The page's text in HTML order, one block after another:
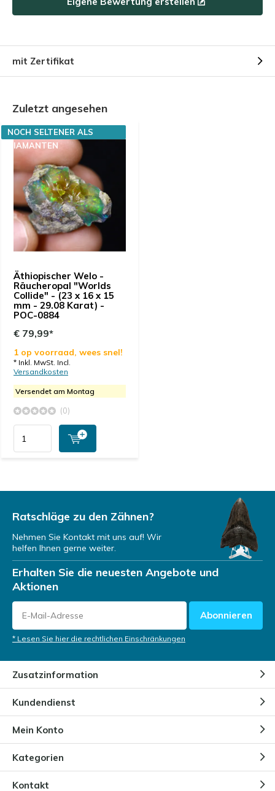
mit Zertifikat
Zuletzt angesehen
Äthiopischer Welo -
Räucheropal "Worlds
Collide" - (23 x 16 x 15
mm - 29.08 Karat) -
POC-0884
NOCH SELTENER ALS
DIAMANTEN
€ 79,99*
1 op voorraad, wees snel!
* Inkl. MwSt. Incl.
Versandkosten
Versendet am Montag
(0)
Ratschläge zu den Zähnen?
Nehmen Sie Kontakt mit uns auf! Wir
helfen Ihnen gerne weiter.
Erhalten Sie die neuesten Angebote und
Aktionen
Abonnieren
* Lesen Sie hier die rechtlichen Einschränkungen
Zusatzinformation
Kundendienst
Mein Konto
Kategorien
Kontakt